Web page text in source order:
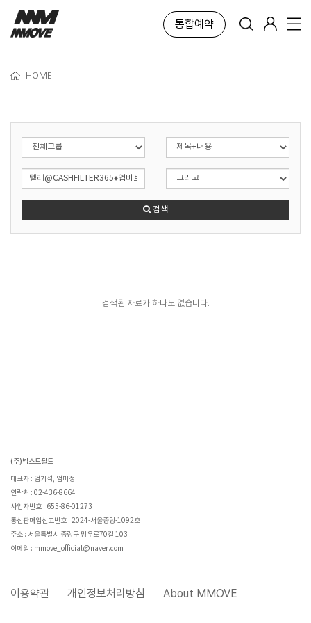
통합예약
HOME
검색
검색된 자료가 하나도 없습니다.
(주)넥스트필드
대표자 : 엄기석, 엄미정
연락처 : 02-436-8664
사업자번호 : 655-86-01273
통신판매업신고번호 : 2024-서울중랑-1092호
주소 : 서울특별시 중랑구 망우로70길 103
이메일 : mmove_official@naver.com
이용약관 개인정보처리방침 About MMOVE